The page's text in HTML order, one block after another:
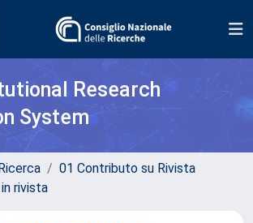
Research
System
01 Contributo su Rivista
rivista